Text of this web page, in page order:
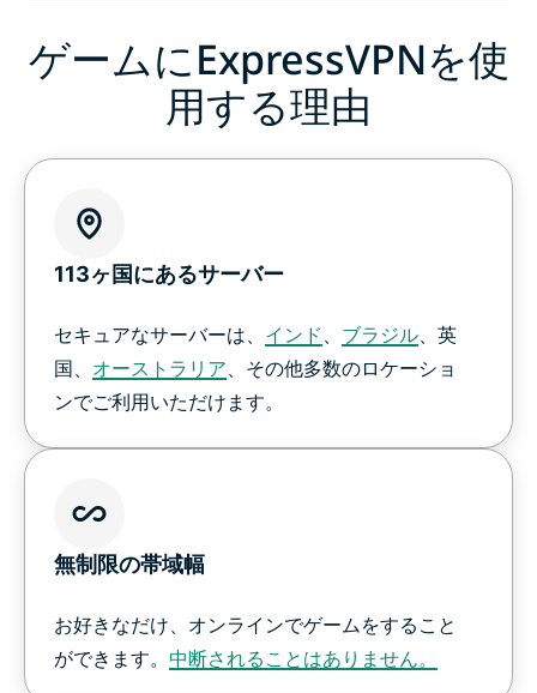
ゲームにExpressVPNを使
用する理由
113ヶ国にあるサーバー
セキュアなサーバーは、 インド ブラジル 、英
国、 オーストラリア 、その他多数のロケーショ
ンでご利用いただけます。
無制限の帯域幅
お好きなだけ、オンラインでゲームをすること
ができます。 中断されることはありません。